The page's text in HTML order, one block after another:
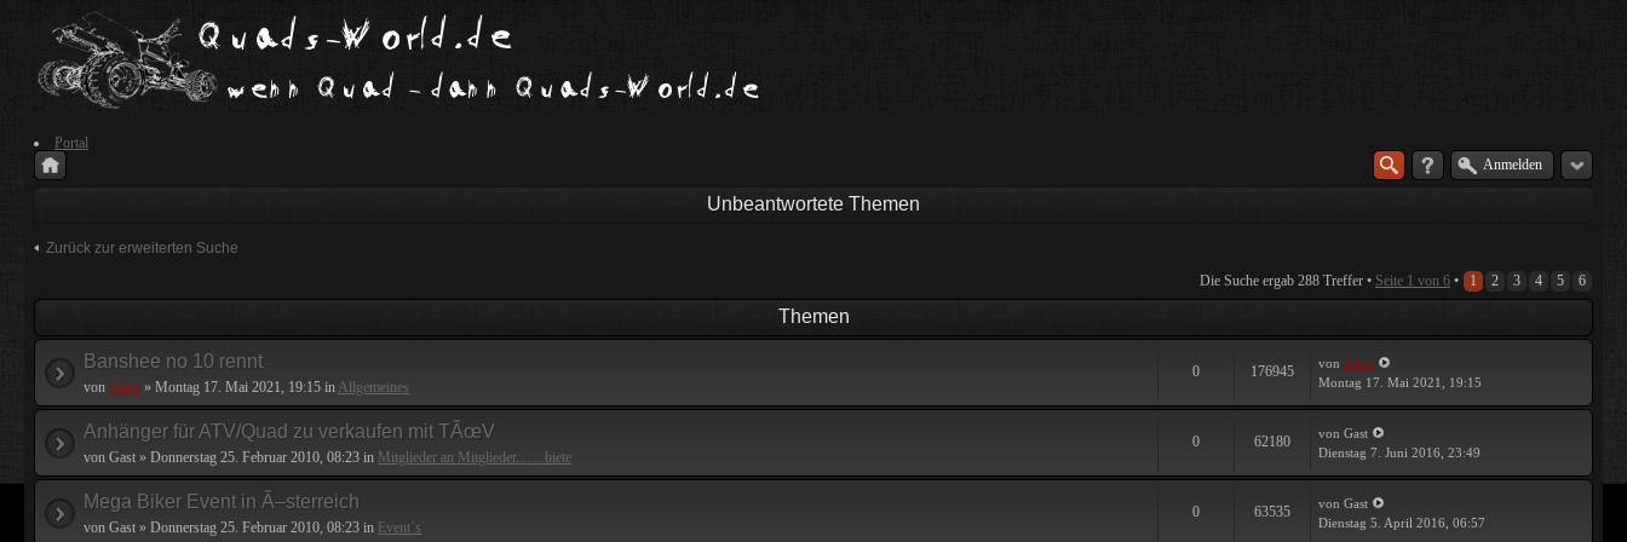
Portal
Anmelden
Unbeantwortete Themen
Zurück zur erweiterten Suche
Die Suche ergab 288 Treffer • Seite 1 von 6 • 1 2 3 4 5 6
Themen
Banshee no 10 rennt
von Joker » Montag 17. Mai 2021, 19:15 in Allgemeines
0 176945 von Joker
Montag 17. Mai 2021, 19:15
Anhänger für ATV/Quad zu verkaufen mit TÃœV
von Gast » Donnerstag 25. Februar 2010, 08:23 in Mitglieder an Mitglieder........biete
0 62180
von Gast
Dienstag 7. Juni 2016, 23:49
Mega Biker Event in Ã–sterreich
von Gast » Donnerstag 25. Februar 2010, 08:23 in Event`s
0 63535
von Gast
Dienstag 5. April 2016, 06:57